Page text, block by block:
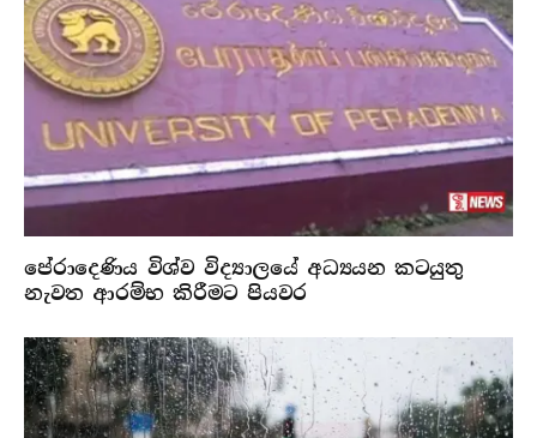
පේරාදෙණිය විශ්ව විද්‍යාලයේ අධ්‍යයන කටයුතු
නැවත ආරම්භ කිරීමට පියවර